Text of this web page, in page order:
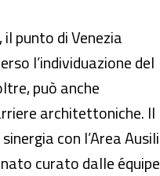
punto di Venezia
l’individuazione del
può anche
architettoniche. Il
con l’Area Ausili
curato dalle équipe